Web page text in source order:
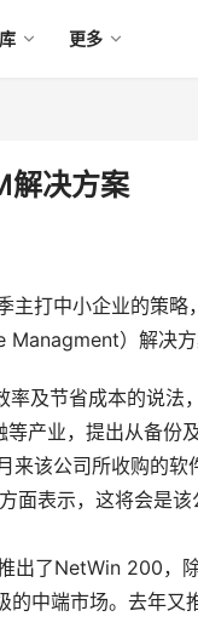
更多
解决方案
主打中小企业的策
）解决方
及节省成本的说法
产业，提出从备份
来该公司所收购的软
表示，这将会是该
出了NetWin 200，
中端市场。去年又